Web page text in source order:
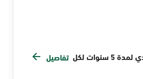
300 ريال سعودي لمدة 5 سنوات لكل تفاصيل